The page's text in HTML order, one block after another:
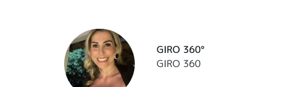
GIRO 360°
GIRO 360